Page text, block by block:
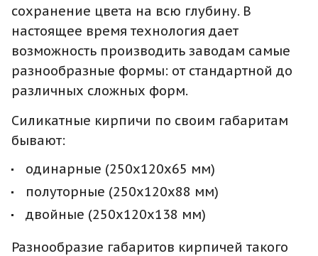
сохранение цвета на всю глубину. В
настоящее время технология дает
возможность производить заводам самые
разнообразные формы: от стандартной до
различных сложных форм.
Силикатные кирпичи по своим габаритам
бывают:
одинарные (250х120х65 мм)
полуторные (250х120х88 мм)
двойные (250х120х138 мм)
Разнообразие габаритов кирпичей такого